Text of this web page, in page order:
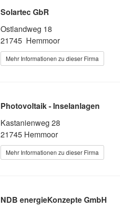
Solartec GbR
Ostlandweg 18
21745 Hemmoor
Mehr Informationen zu dieser Firma
Photovoltaik - Inselanlagen
Kastanienweg 28
21745 Hemmoor
Mehr Informationen zu dieser Firma
NDB energieKonzepte GmbH